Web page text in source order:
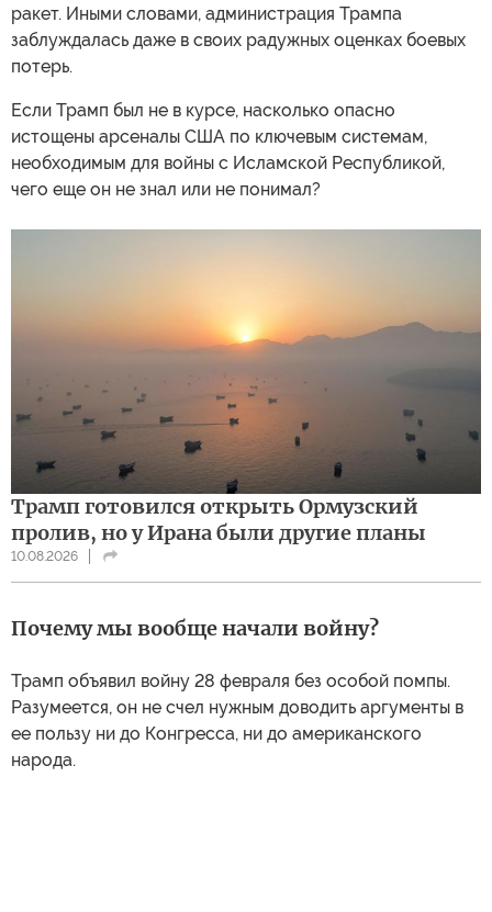
ракет. Иными словами, администрация Трампа
заблуждалась даже в своих радужных оценках боевых
потерь.
Если Трамп был не в курсе, насколько опасно
истощены арсеналы США по ключевым системам,
необходимым для войны с Исламской Республикой,
чего еще он не знал или не понимал?
Трамп готовился открыть Ормузский
пролив, но у Ирана были другие планы
10.08.2026
Почему мы вообще начали войну?
Трамп объявил войну 28 февраля без особой помпы.
Разумеется, он не счел нужным доводить аргументы в
ее пользу ни до Конгресса, ни до американского
народа.